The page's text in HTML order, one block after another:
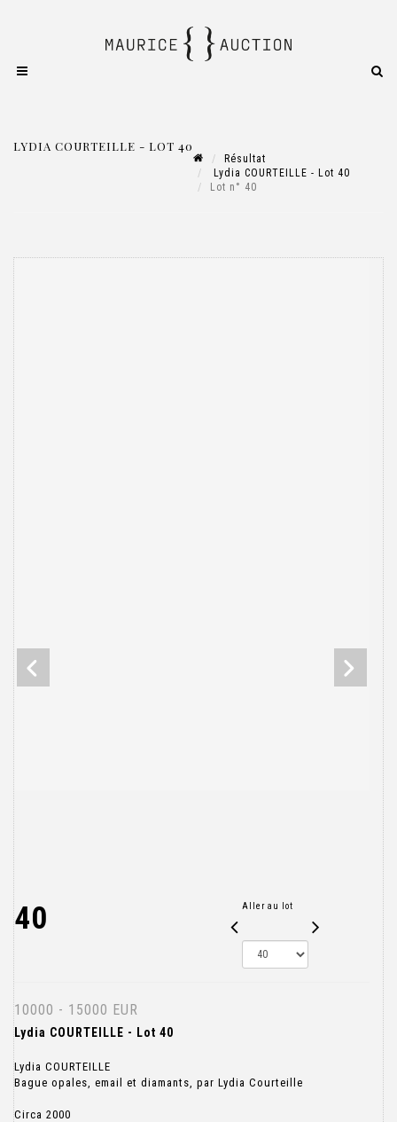
LYDIA COURTEILLE - LOT 40
Résultat
Lydia COURTEILLE - Lot 40
Lot n° 40
40 Aller au lot
10000 - 15000 EUR
Lydia COURTEILLE - Lot 40
Lydia COURTEILLE
Bague opales, email et diamants, par Lydia Courteille
Circa 2000